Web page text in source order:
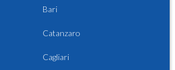
Bari
Catanzaro
Cagliari